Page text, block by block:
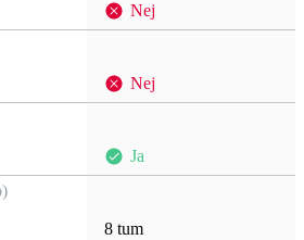
Nej
Nej
Ja
8 tum